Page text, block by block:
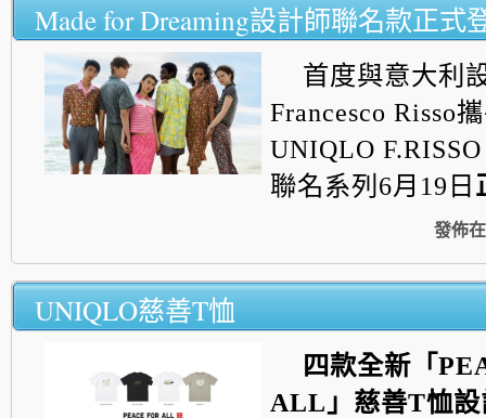
Made for Dreaming設計師聯名款正式
首度與意大利
Francesco Risso
UNIQLO
聯名系列6月19日
發佈在
UNIQLO慈善T恤
四款全新「
ALL 」慈善T恤